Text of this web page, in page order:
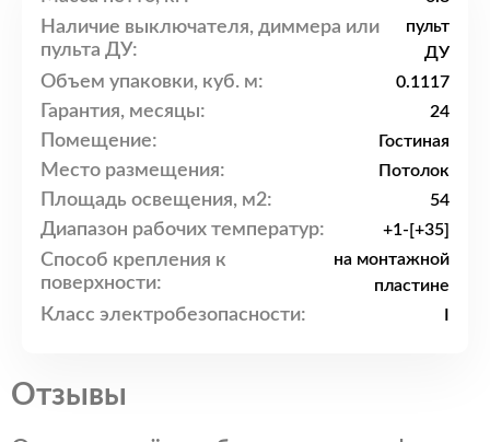
Наличие выключателя, диммера или
пульта ДУ:
пульт
ДУ
Объем упаковки, куб. м: 0.1117
Гарантия, месяцы: 24
Помещение: Гостиная
Место размещения: Потолок
Площадь освещения, м2: 54
Диапазон рабочих температур: +1-[+35]
Способ крепления к
поверхности:
на монтажной
пластине
Класс электробезопасности:
Отзывы